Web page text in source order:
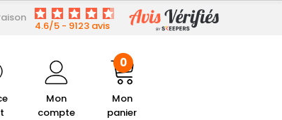
4.6/5 - 9123 avis
Mon
compte
Mon
panier
0
Fumeur Petit Modèle 3,28 € HT